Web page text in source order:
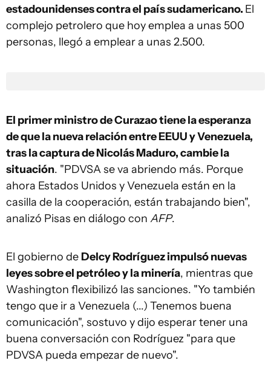
estadounidenses contra el país sudamericano. El
complejo petrolero que hoy emplea a unas 500
personas, llegó a emplear a unas 2.500.
El primer ministro de Curazao tiene la esperanza
de que la nueva relación entre EEUU y Venezuela,
tras la captura de Nicolás Maduro, cambie la
situación. "PDVSA se va abriendo más. Porque
ahora Estados Unidos y Venezuela están en la
casilla de la cooperación, están trabajando bien",
analizó Pisas en diálogo con AFP.
El gobierno de Delcy Rodríguez impulsó nuevas
leyes sobre el petróleo y la minería, mientras que
Washington flexibilizó las sanciones. "Yo también
tengo que ir a Venezuela (...) Tenemos buena
comunicación", sostuvo y dijo esperar tener una
buena conversación con Rodríguez "para que
PDVSA pueda empezar de nuevo".